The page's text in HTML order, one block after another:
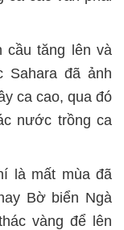
cầu tăng lên và
Sahara đã ảnh
ca cao, qua đó
nước trồng ca
là mất mùa đã
Bờ biển Ngà
vàng để lên